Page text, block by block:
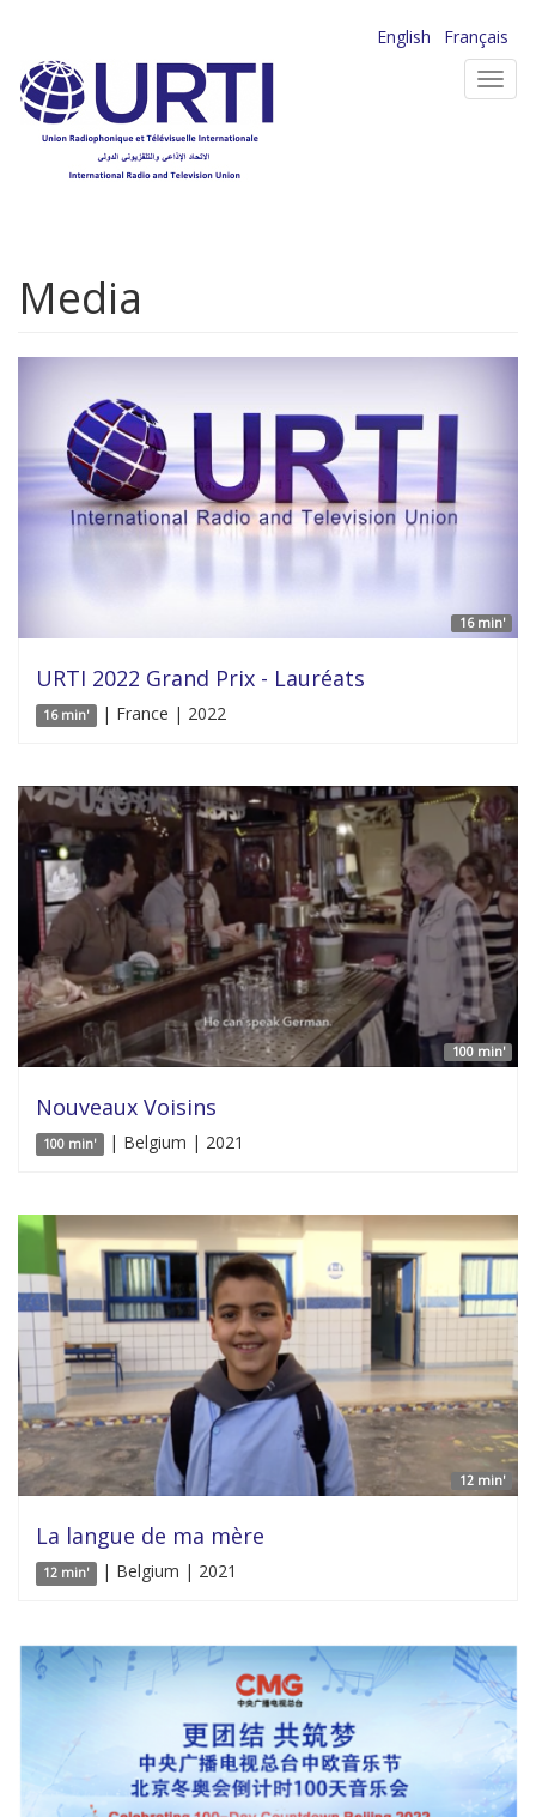
contenu
principal
English
Français
Media
16 min'
URTI 2022 Grand Prix - Lauréats
16 min' | France | 2022
100 min'
Nouveaux Voisins
100 min' | Belgium | 2021
12 min'
La langue de ma mère
12 min' | Belgium | 2021